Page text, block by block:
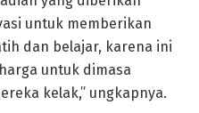
untuk memberikan
dan belajar, karena ini
untuk dimasa
kelak,” ungkapnya.